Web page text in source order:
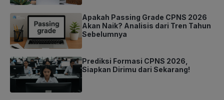
Apakah Passing Grade CPNS 2026
Akan Naik? Analisis dari Tren Tahun
Sebelumnya
Prediksi Formasi CPNS 2026,
Siapkan Dirimu dari Sekarang!